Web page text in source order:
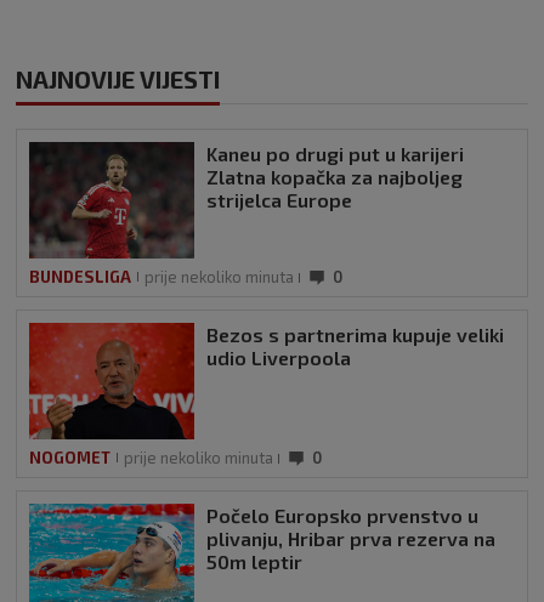
NAJNOVIJE VIJESTI
Kaneu po drugi put u karijeri
Zlatna kopačka za najboljeg
strijelca Europe
BUNDESLIGA prije nekoliko minuta 0
Bezos s partnerima kupuje veliki
udio Liverpoola
NOGOMET prije nekoliko minuta 0
Počelo Europsko prvenstvo u
plivanju, Hribar prva rezerva na
50m leptir